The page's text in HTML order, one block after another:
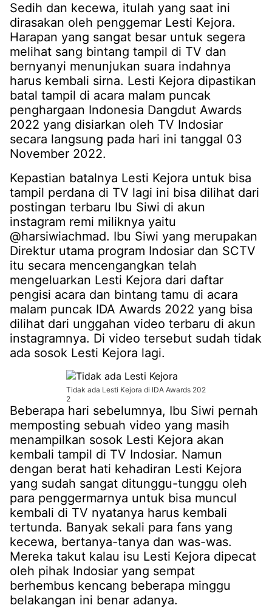
Sedih dan kecewa, itulah yang saat ini
dirasakan oleh penggemar Lesti Kejora.
Harapan yang sangat besar untuk segera
melihat sang bintang tampil di TV dan
bernyanyi menunjukan suara indahnya
harus kembali sirna. Lesti Kejora dipastikan
batal tampil di acara malam puncak
penghargaan Indonesia Dangdut Awards
2022 yang disiarkan oleh TV Indosiar
secara langsung pada hari ini tanggal 03
November 2022.
Kepastian batalnya Lesti Kejora untuk bisa
tampil perdana di TV lagi ini bisa dilihat dari
postingan terbaru Ibu Siwi di akun
instagram remi miliknya yaitu
@harsiwiachmad. Ibu Siwi yang merupakan
Direktur utama program Indosiar dan SCTV
itu secara mencengangkan telah
mengeluarkan Lesti Kejora dari daftar
pengisi acara dan bintang tamu di acara
malam puncak IDA Awards 2022 yang bisa
dilihat dari unggahan video terbaru di akun
instagramnya. Di video tersebut sudah tidak
ada sosok Lesti Kejora lagi.
Tidak ada Lesti Kejora di IDA Awards 202
2
Beberapa hari sebelumnya, Ibu Siwi pernah
memposting sebuah video yang masih
menampilkan sosok Lesti Kejora akan
kembali tampil di TV Indosiar. Namun
dengan berat hati kehadiran Lesti Kejora
yang sudah sangat ditunggu-tunggu oleh
para penggermarnya untuk bisa muncul
kembali di TV nyatanya harus kembali
tertunda. Banyak sekali para fans yang
kecewa, bertanya-tanya dan was-was.
Mereka takut kalau isu Lesti Kejora dipecat
oleh pihak Indosiar yang sempat
berhembus kencang beberapa minggu
belakangan ini benar adanya.